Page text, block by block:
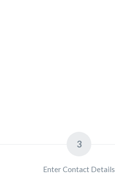
3
Enter Contact Details